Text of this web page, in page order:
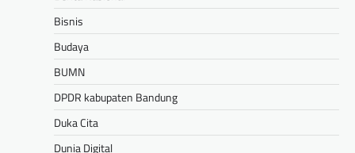
Bisnis
Budaya
BUMN
DPDR kabupaten Bandung
Duka Cita
Dunia Digital